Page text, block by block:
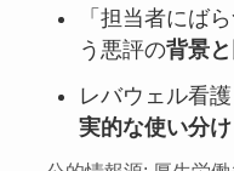
「担当者にば
う悪評の背景
レバウェル看
実的な使い分け